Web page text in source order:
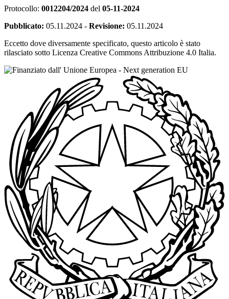
Protocollo: 0012204/2024 del 05-11-2024
Pubblicato: 05.11.2024 - Revisione: 05.11.2024
Eccetto dove diversamente specificato, questo articolo è stato
rilasciato sotto Licenza Creative Commons Attribuzione 4.0 Italia.